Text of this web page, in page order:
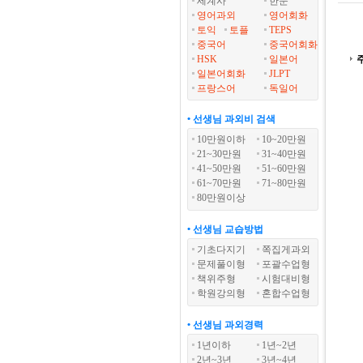
영어과외
영어회화
토익
토플
TEPS
중국어
중국어회화
HSK
일본어
일본어회화
JLPT
프랑스어
독일어
• 선생님 과외비 검색
10만원이하
10~20만원
21~30만원
31~40만원
41~50만원
51~60만원
61~70만원
71~80만원
80만원이상
• 선생님 교습방법
기초다지기
쪽집게과외
문제풀이형
포괄수업형
책위주형
시험대비형
학원강의형
혼합수업형
• 선생님 과외경력
1년이하
1년~2년
2년~3년
3년~4년